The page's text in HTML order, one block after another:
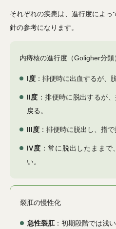
それぞれの疾患は、進行度によ
針の参考になります。
内痔核の進行度（Goligher分類
I度 ：排便時に出血するが、
II度 ：排便時に脱出するが
戻る。
III度 ：排便時に脱出し、指
IV度 ：常に脱出したまま
い。
裂肛の慢性化
急性裂肛 ：初期段階では浅